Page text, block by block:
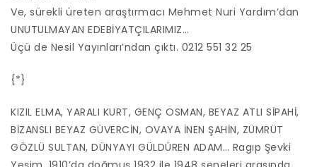
Ve, sürekli üreten araştırmacı Mehmet Nuri Yardım’dan
UNUTULMAYAN EDEBİYATÇILARIMIZ…
Üçü de Nesil Yayınları’ndan çıktı. 0212 551 32 25
{*}
KIZIL ELMA, YARALI KURT, GENÇ OSMAN, BEYAZ ATLI SİPAHİ,
BİZANSLI BEYAZ GÜVERCİN, OVAYA İNEN ŞAHİN, ZÜMRÜT
GÖZLÜ SULTAN, DÜNYAYI GÜLDÜREN ADAM… Ragıp Şevki